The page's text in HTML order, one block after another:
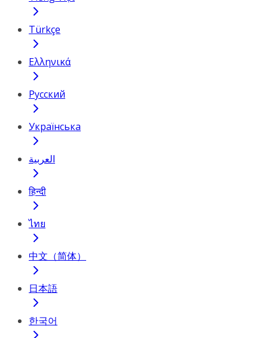
Türkçe
Ελληνικά
Русский
Українська
العربية
हिन्दी
ไทย
中文（简体）
日本語
한국어